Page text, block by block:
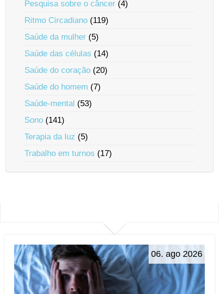
Pesquisa sobre o câncer (4)
Ritmo Circadiano (119)
Saúde da mulher (5)
Saúde das células (14)
Saúde do coração (20)
Saúde do homem (7)
Saúde-mental (53)
Sono (141)
Terapia da luz (5)
Trabalho em turnos (17)
06. ago 2026